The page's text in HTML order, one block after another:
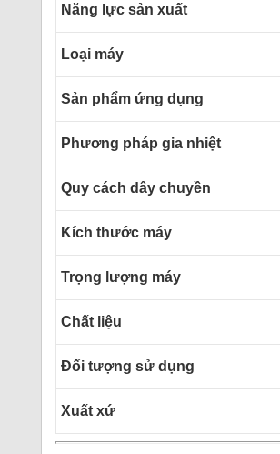
Năng lực sản xuất
Loại máy
Sản phẩm ứng dụng
Phương pháp gia nhiệt
Quy cách dây chuyền
Kích thước máy
Trọng lượng máy
Chất liệu
Đối tượng sử dụng
Xuất xứ